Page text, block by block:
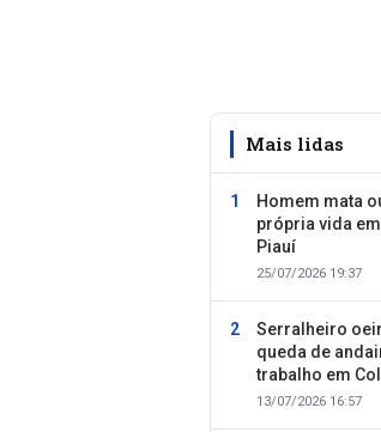
Mais lidas
Homem mata
própria vida
Piauí
25/07/2026 19:37
Serralheiro
queda de
trabalho em
13/07/2026 16:57